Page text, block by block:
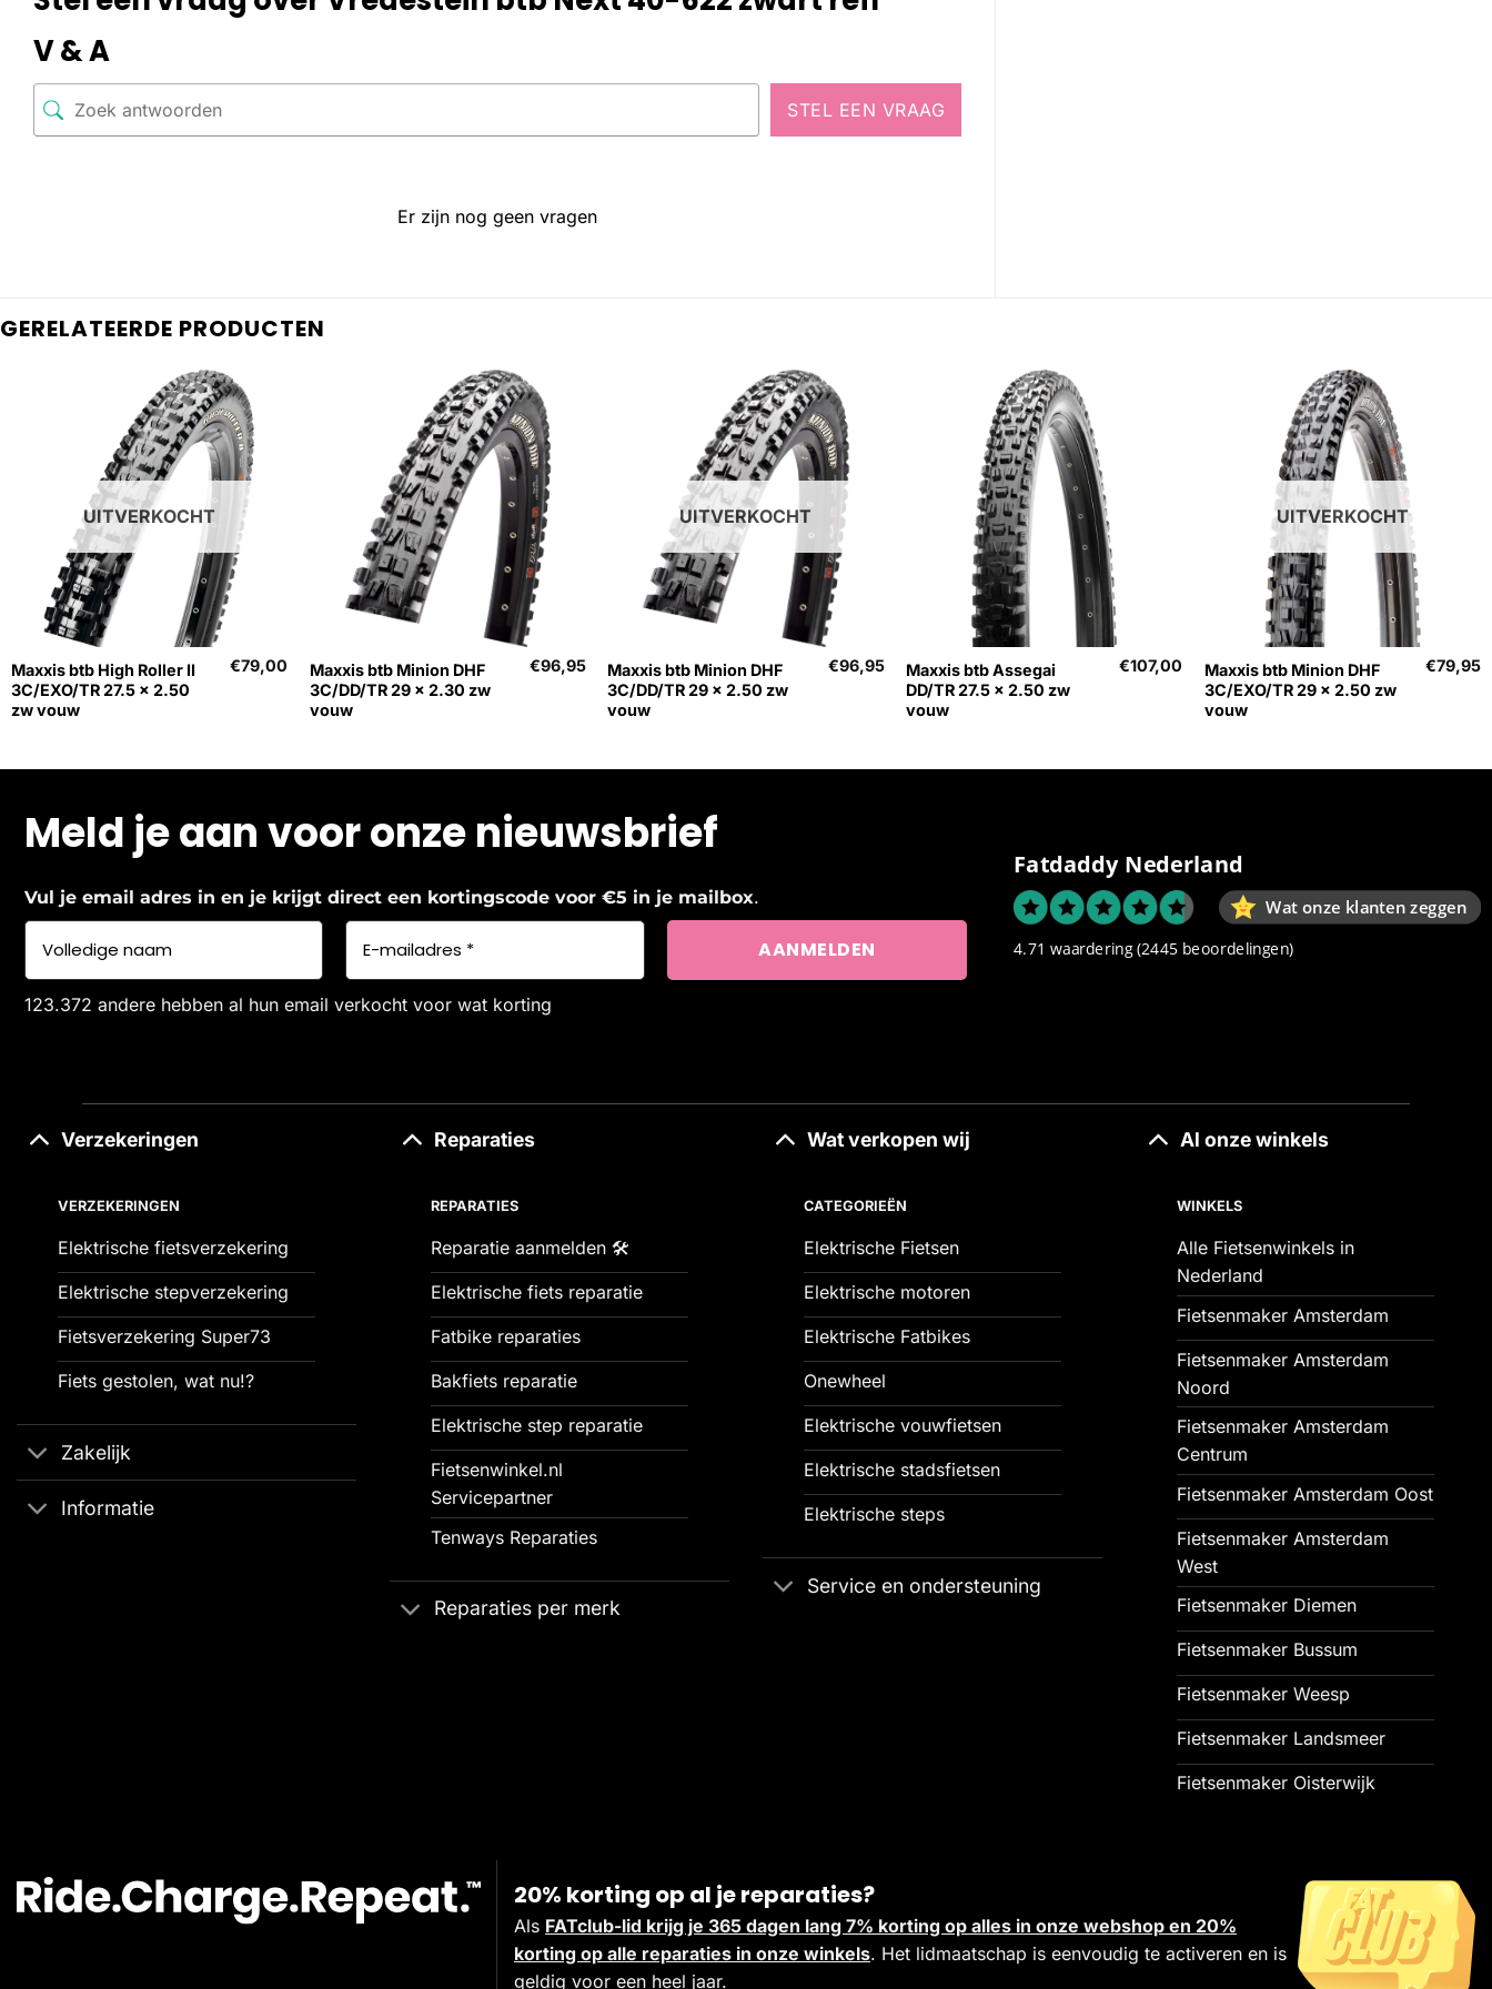
V & A
STEL EEN VRAAG
Er zijn nog geen vragen
GERELATEERDE PRODUCTEN
UITVERKOCHT
Maxxis btb High Roller II
3C/EXO/TR 27.5 x 2.50
zw vouw
€79,00
Maxxis btb Minion DHF
3C/DD/TR 29 x 2.30 zw
vouw
€96,95
UITVERKOCHT
Maxxis btb Minion DHF
3C/DD/TR 29 x 2.50 zw
vouw
€96,95
Maxxis btb Assegai
DD/TR 27.5 x 2.50 zw
vouw
€107,00
UITVERKOCHT
Maxxis btb Minion DHF
3C/EXO/TR 29 x 2.50 zw
vouw
€79,95
Meld je aan voor onze nieuwsbrief
Vul je email adres in en je krijgt direct een kortingscode voor €5 in je mailbox.
123.372 andere hebben al hun email verkocht voor wat korting
Fatdaddy Nederland
Wat onze klanten zeggen
4.71 waardering (2445 beoordelingen)
Verzekeringen
VERZEKERINGEN
Elektrische fietsverzekering
Elektrische stepverzekering
Fietsverzekering Super73
Fiets gestolen, wat nu!?
Zakelijk
Informatie
Reparaties
REPARATIES
Reparatie aanmelden 🛠️
Elektrische fiets reparatie
Fatbike reparaties
Bakfiets reparatie
Elektrische step reparatie
Fietsenwinkel.nl
Servicepartner
Tenways Reparaties
Reparaties per merk
Wat verkopen wij
CATEGORIEËN
Elektrische Fietsen
Elektrische motoren
Elektrische Fatbikes
Onewheel
Elektrische vouwfietsen
Elektrische stadsfietsen
Elektrische steps
Service en ondersteuning
Al onze winkels
WINKELS
Alle Fietsenwinkels in
Nederland
Fietsenmaker Amsterdam
Fietsenmaker Amsterdam
Noord
Fietsenmaker Amsterdam
Centrum
Fietsenmaker Amsterdam Oost
Fietsenmaker Amsterdam
West
Fietsenmaker Diemen
Fietsenmaker Bussum
Fietsenmaker Weesp
Fietsenmaker Landsmeer
Fietsenmaker Oisterwijk
20% korting op al je reparaties?
Als FATclub-lid krijg je 365 dagen lang 7% korting op alles in onze webshop en 20%
korting op alle reparaties in onze winkels. Het lidmaatschap is eenvoudig te activeren en is
geldig voor een heel jaar.